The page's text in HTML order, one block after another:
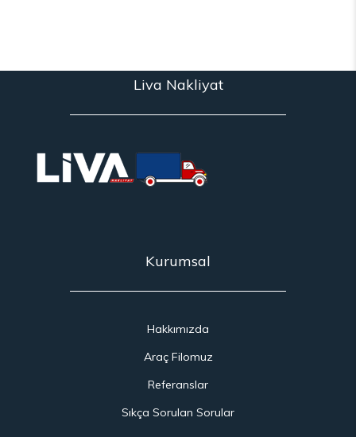
Liva Nakliyat
Kurumsal
Hakkımızda
Araç Filomuz
Referanslar
Sıkça Sorulan Sorular